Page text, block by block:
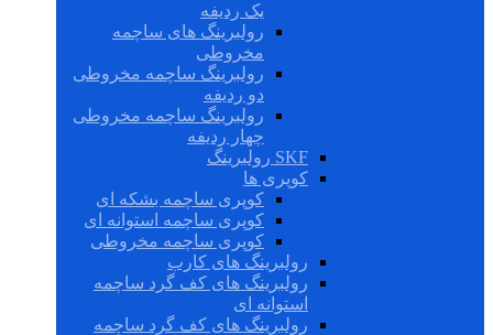
یک ردیفه
رولبرینگ های ساچمه
مخروطی
رولبرینگ ساچمه مخروطی
دو ردیفه
رولبرینگ ساچمه مخروطی
چهار ردیفه
SKF رولبرینگ
کوپری ها
کوپری ساچمه بشکه ای
کوپری ساچمه استوانه ای
کوپری ساچمه مخروطی
رولبرینگ های کارب
رولبرینگ های کف گرد ساچمه
استوانه ای
رولبرینگ های کف گرد ساچمه